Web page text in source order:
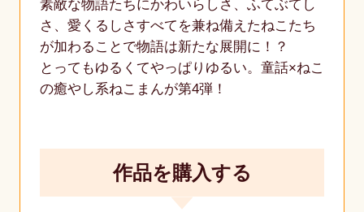
素敵な物語たちにかわいらしさ、ふてぶてし
さ、愛くるしさすべてを兼ね備えたねこたち
が加わることで物語は新たな展開に！？
とってもゆるくてやっぱりゆるい。童話×ねこ
の癒やし系ねこまんが第4弾！
作品を購入する